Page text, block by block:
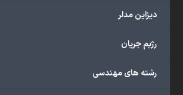
دیزاین مدلر
رژیم جریان
رشته های مهندسی
شامل
آموزشی،
آموزشی،